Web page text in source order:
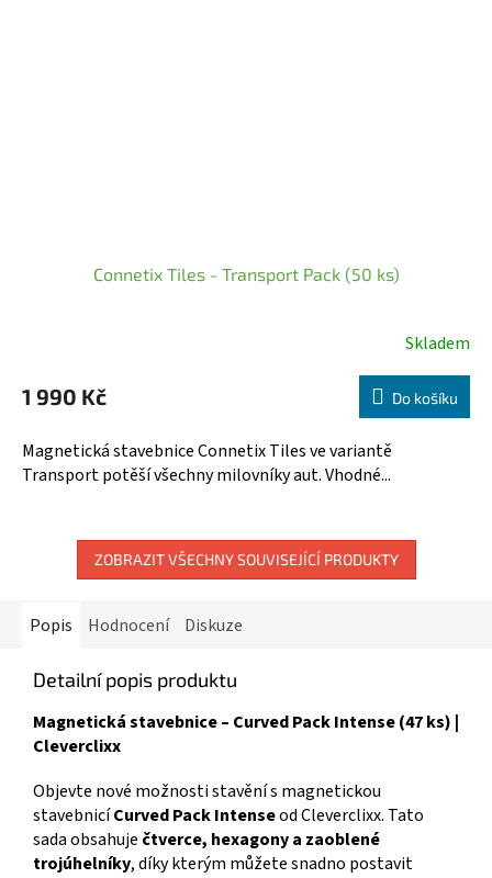
Connetix Tiles - Transport Pack (50 ks)
produktu
5,0
z
Skladem
1 990 Kč Do košíku
Magnetická stavebnice Connetix Tiles ve variantě
Transport potěší všechny milovníky aut. Vhodné...
ZOBRAZIT VŠECHNY SOUVISEJÍCÍ PRODUKTY
Popis Hodnocení Diskuze
Detailní popis produktu
Magnetická stavebnice – Curved Pack Intense (47 ks) |
Cleverclixx
Objevte nové možnosti stavění s magnetickou
stavebnicíCurved Pack Intenseod Cleverclixx. Tato
sada obsahuje čtverce, hexagony a zaoblené
trojúhelníky, díky kterým můžete snadno postavit